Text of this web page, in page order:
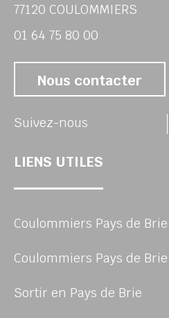
77120 COULOMMIERS
01 64 75 80 00
Nous contacter
Suivez-nous
LIENS UTILES
Coulommiers Pays de
Coulommiers Pays de
Sortir en Pays de Brie